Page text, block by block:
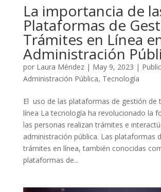
La importancia de
Plataformas de
Trámites en Línea
Administración
por Laura Méndez| May 9, 2023 |
Administración Pública, Tecnología
El uso de las plataformas de gestión de
línea La tecnología ha revolucionado la
las personas realizan trámites e
administración pública. Las plataformas
trámites en línea, también conocidas
plataformas de...